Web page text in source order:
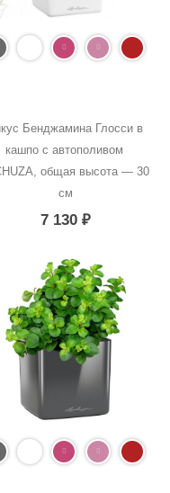
Бенджамина Глосси в
кашпо с автополивом
общая высота — 30
см
7 130₽